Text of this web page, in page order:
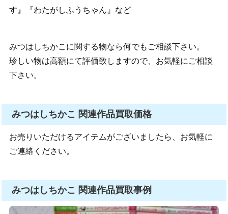
す』『わたがしふうちゃん』など
みつはしちかこに関する物なら何でもご相談下さい。
珍しい物は高額にて評価致しますので、お気軽にご相談
下さい。
みつはしちかこ 関連作品買取価格
お売りいただけるアイテムがございましたら、お気軽に
ご連絡ください。
みつはしちかこ 関連作品買取事例